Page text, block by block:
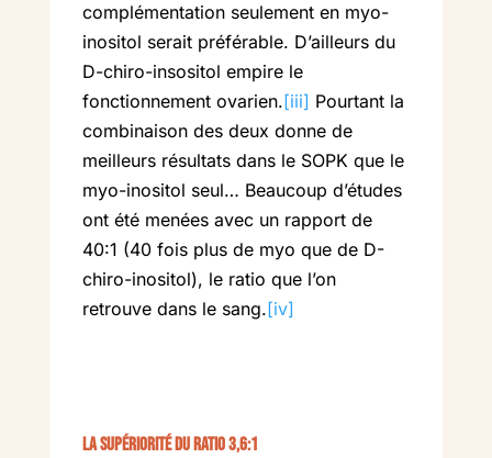
complémentation seulement en myo-
inositol serait préférable. D’ailleurs du
D-chiro-insositol empire le
fonctionnement ovarien.[iii] Pourtant la
combinaison des deux donne de
meilleurs résultats dans le SOPK que le
myo-inositol seul… Beaucoup d’études
ont été menées avec un rapport de
40:1 (40 fois plus de myo que de D-
chiro-inositol), le ratio que l’on
retrouve dans le sang.[iv]
La supériorité du ratio 3,6:1